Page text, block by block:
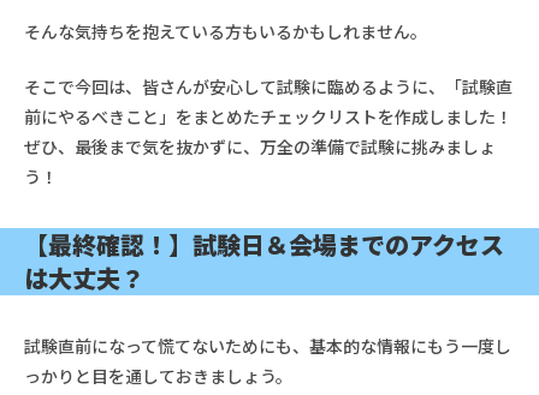
そんな気持ちを抱えている方もいるかもしれません。
そこで今回は、皆さんが安心して試験に臨めるように、「試験直
前にやるべきこと」をまとめたチェックリストを作成しました！
ぜひ、最後まで気を抜かずに、万全の準備で試験に挑みましょ
う！
【最終確認！】試験日＆会場までのアクセス
は大丈夫？
試験直前になって慌てないためにも、基本的な情報にもう一度し
っかりと目を通しておきましょう。